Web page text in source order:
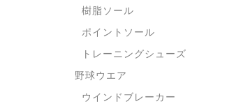
樹脂ソール
ポイントソール
トレーニングシューズ
野球ウエア
ウインドブレーカー